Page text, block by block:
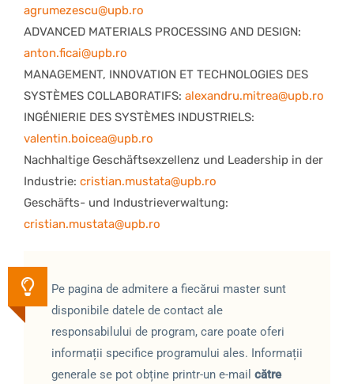
agrumezescu@upb.ro
ADVANCED MATERIALS PROCESSING AND DESIGN:
anton.ficai@upb.ro
MANAGEMENT, INNOVATION ET TECHNOLOGIES DES
SYSTÈMES COLLABORATIFS: alexandru.mitrea@upb.ro
INGÉNIERIE DES SYSTÈMES INDUSTRIELS:
valentin.boicea@upb.ro
Nachhaltige Geschäftsexzellenz und Leadership in der
Industrie: cristian.mustata@upb.ro
Geschäfts- und Industrieverwaltung:
cristian.mustata@upb.ro
Pe pagina de admitere a fiecărui master sunt
disponibile datele de contact ale
responsabilului de program, care poate oferi
informații specifice programului ales. Informații
generale se pot obține printr-un e-mail către